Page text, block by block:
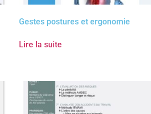
Gestes postures et ergonomie
Lire la suite